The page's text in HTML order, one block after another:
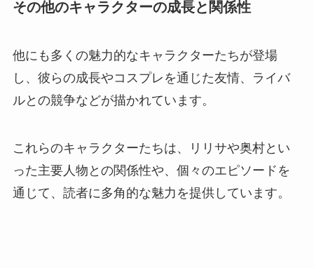
その他のキャラクターの成長と関係性
他にも多くの魅力的なキャラクターたちが登場
し、彼らの成長やコスプレを通じた友情、ライバ
ルとの競争などが描かれています。
これらのキャラクターたちは、リリサや奥村とい
った主要人物との関係性や、個々のエピソードを
通じて、読者に多角的な魅力を提供しています。